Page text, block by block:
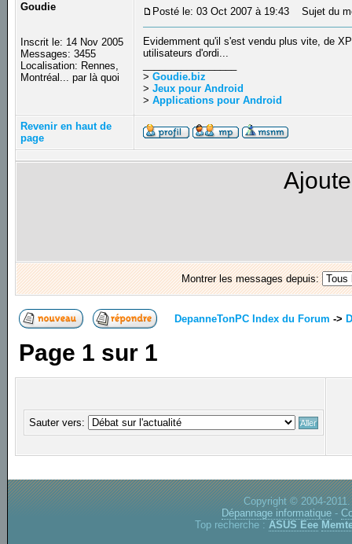
Goudie
Inscrit le: 14 Nov 2005
Messages: 3455
Localisation: Rennes,
Montréal... par là quoi
Posté le: 03 Oct 2007 à 19:43 Sujet du
Evidemment qu'il s'est vendu plus vite, de
utilisateurs d'ordi...
>Goudie.biz
>Jeux pour Android
>Applications pour Android
Revenir en haut de
page
Montrer les messages depuis:
DepanneTonPC Index du Forum ->
Page 1 sur 1
Sauter vers:
Copyright © 2004-
Dépannage informatique -
Top recherche : ASUS Eee